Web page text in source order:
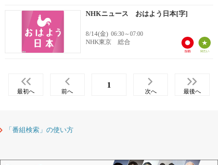
NHKニュース おはよう日本[字]
8/14(金) 06:30～07:00
NHK東京 総合
最初へ 前へ
1
次へ 最後へ
「番組検索」の使い方